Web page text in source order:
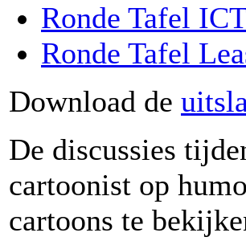
Ronde Tafel
Ronde Tafel
Download de
De discussies
cartoonist op
cartoons te